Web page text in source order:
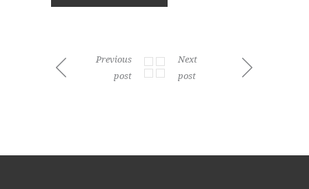
Previous
post
Next
post